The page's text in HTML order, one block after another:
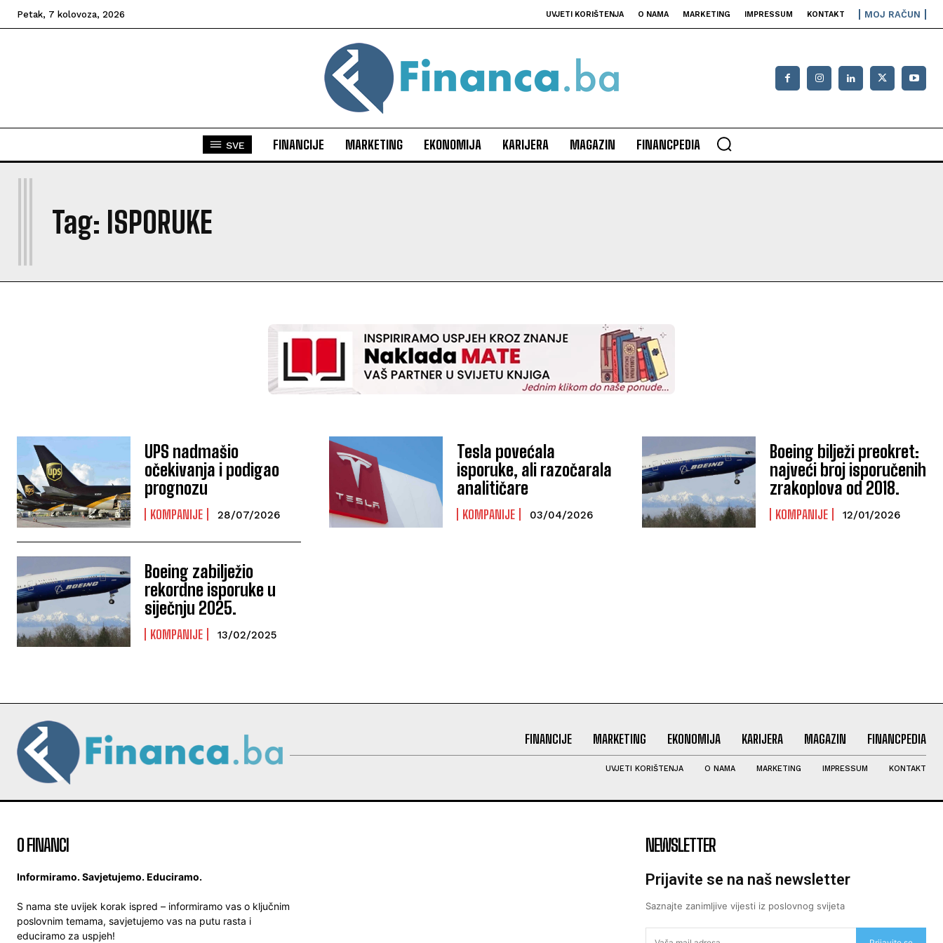
Petak, 7 kolovoza, 2026 UVJETI KORIŠTENJA O NAMA MARKETING IMPRESSUM KONTAKT MOJ RAČUN
SVE FINANCIJE MARKETING EKONOMIJA KARIJERA MAGAZIN FINANCPEDIA
Tag: ISPORUKE
I
UPS nadmašio
očekivanja i podigao
prognozu
KOMPANIJE 28/07/2026
Tesla povećala
isporuke, ali razočarala
analitičare
KOMPANIJE 03/04/2026
Boeing bilježi preokret:
najveći broj isporučenih
zrakoplova od 2018.
KOMPANIJE 12/01/2026
Boeing zabilježio
rekordne isporuke u
siječnju 2025.
KOMPANIJE 13/02/2025
FINANCIJE MARKETING EKONOMIJA KARIJERA MAGAZIN FINANCPEDIA
UVJETI KORIŠTENJA O NAMA MARKETING IMPRESSUM KONTAKT
O FINANCI
Informiramo. Savjetujemo. Educiramo.
S nama ste uvijek korak ispred – informiramo vas o ključnim
poslovnim temama, savjetujemo vas na putu rasta i
educiramo za uspjeh!
NEWSLETTER
Prijavite se na naš newsletter
Saznajte zanimljive vijesti iz poslovnog svijeta